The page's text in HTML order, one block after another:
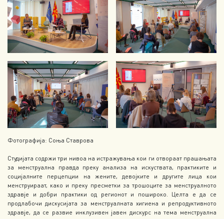
Фотографија: Соња Ставрова
Студијата содржи три нивоа на истражувања кои ги отвораат прашањата
за менструална правда преку анализа на искуствата, практиките и
социјалните перцепции на жените, девојките и другите лица кои
менструираат, како и преку пресметки за трошоците за менструалното
здравје и добри практики од регионот и пошироко. Целта е да се
продлабочи дискусијата за менструалната хигиена и репродуктивното
здравје, да се развие инклузивен јавен дискурс на тема менструална